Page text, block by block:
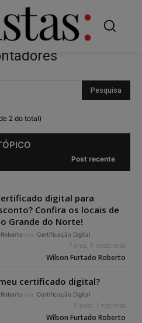
2 do total)
Post recente
digital para
Confira os locais de
Grande do Norte!
em: Certificação Digital
7 anos, 9 meses atrás
Wilson Furtado Roberto
certificado digital?
em: Certificação Digital
9 anos, 1 mês atrás
Wilson Furtado Roberto